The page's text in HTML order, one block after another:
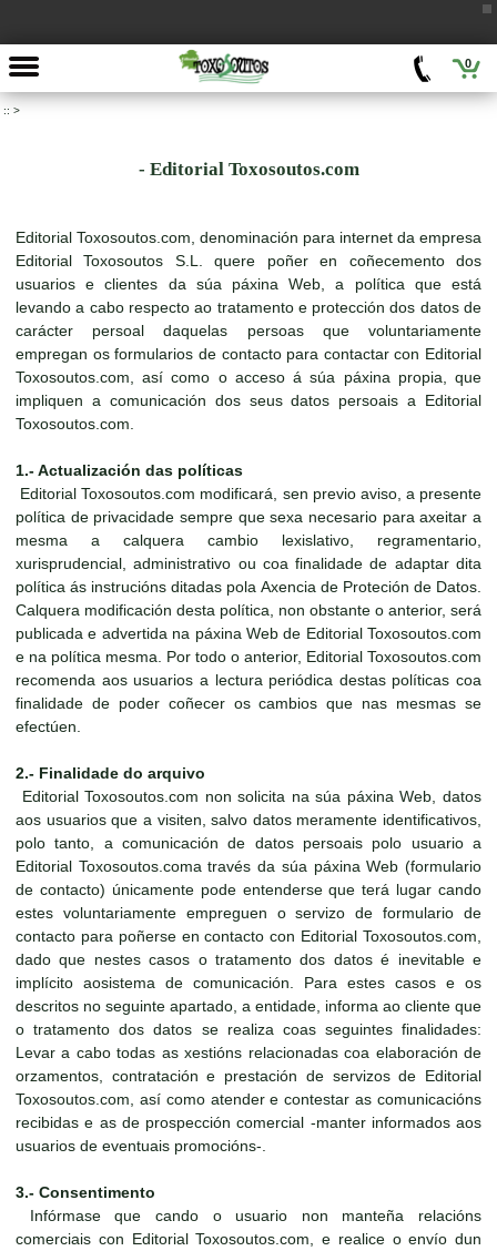
0
:: >
- Editorial Toxosoutos.com
Editorial Toxosoutos.com, denominación para internet da empresa
Editorial Toxosoutos S.L. quere poñer en coñecemento dos
usuarios e clientes da súa páxina Web, a política que está
levando a cabo respecto ao tratamento e protección dos datos de
carácter persoal daquelas persoas que voluntariamente
empregan os formularios de contacto para contactar con Editorial
Toxosoutos.com, así como o acceso á súa páxina propia, que
impliquen a comunicación dos seus datos persoais a Editorial
Toxosoutos.com.
1.- Actualización das políticas
Editorial Toxosoutos.com modificará, sen previo aviso, a presente
política de privacidade sempre que sexa necesario para axeitar a
mesma a calquera cambio lexislativo, regramentario,
xurisprudencial, administrativo ou coa finalidade de adaptar dita
política ás instrucións ditadas pola Axencia de Proteción de Datos.
Calquera modificación desta política, non obstante o anterior, será
publicada e advertida na páxina Web de Editorial Toxosoutos.com
e na política mesma. Por todo o anterior, Editorial Toxosoutos.com
recomenda aos usuarios a lectura periódica destas políticas coa
finalidade de poder coñecer os cambios que nas mesmas se
efectúen.
2.- Finalidade do arquivo
Editorial Toxosoutos.com non solicita na súa páxina Web, datos
aos usuarios que a visiten, salvo datos meramente identificativos,
polo tanto, a comunicación de datos persoais polo usuario a
Editorial Toxosoutos.coma través da súa páxina Web (formulario
de contacto) únicamente pode entenderse que terá lugar cando
estes voluntariamente empreguen o servizo de formulario de
contacto para poñerse en contacto con Editorial Toxosoutos.com,
dado que nestes casos o tratamento dos datos é inevitable e
implícito aosistema de comunicación. Para estes casos e os
descritos no seguinte apartado, a entidade, informa ao cliente que
o tratamento dos datos se realiza coas seguintes finalidades:
Levar a cabo todas as xestións relacionadas coa elaboración de
orzamentos, contratación e prestación de servizos de Editorial
Toxosoutos.com, así como atender e contestar as comunicacións
recibidas e as de prospección comercial -manter informados aos
usuarios de eventuais promocións-.
3.- Consentimento
Infórmase que cando o usuario non manteña relacións
comerciais con Editorial Toxosoutos.com, e realice o envío dun